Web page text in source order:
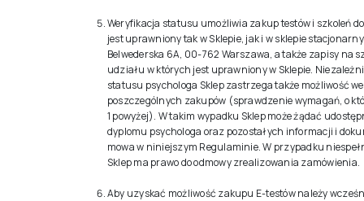
Weryfikacja statusu umożliwia zakup testów i szkoleń
jest uprawniony tak w Sklepie, jak i w sklepie
Belwederska 6A, 00-762 Warszawa, a także zapisy na
udziału w których jest uprawniony w Sklepie.
statusu psychologa Sklep zastrzega także możliwość
poszczególnych zakupów (sprawdzenie wymagań, o
1 powyżej). W takim wypadku Sklep może żądać
dyplomu psychologa oraz pozostałych informacji i
mowa w niniejszym Regulaminie. W przypadku
Sklep ma prawo do odmowy zrealizowania zamówienia.
Aby uzyskać możliwość zakupu E-testów należy